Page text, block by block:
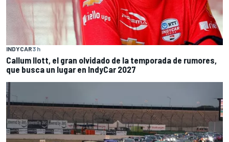
INDYCAR3 h
Callum Ilott, el gran olvidado de la temporada de rumores,
que busca un lugar en IndyCar 2027